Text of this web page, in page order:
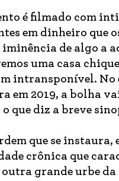
é filmado com
em dinheiro que
iminência de algo a
uma casa
intransponível. No
em 2019, a bolha
que diz a breve
que se instaura,
crônica que
grande urbe